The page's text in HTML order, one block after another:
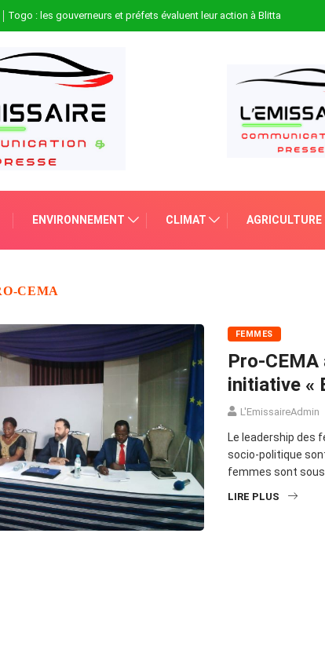
Togo : les gouverneurs et préfets évaluent leur action à Blitta
ENVIRONNEMENT CLIMAT AGRICULTURE
CEMA
FEMMES
Pro-
initiative «
L'EmissaireAdmin
Le leadership des
socio-politique
femmes sont
LIRE PLUS